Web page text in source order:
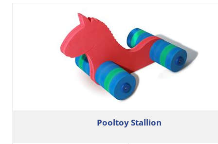
Pooltoy Stallion